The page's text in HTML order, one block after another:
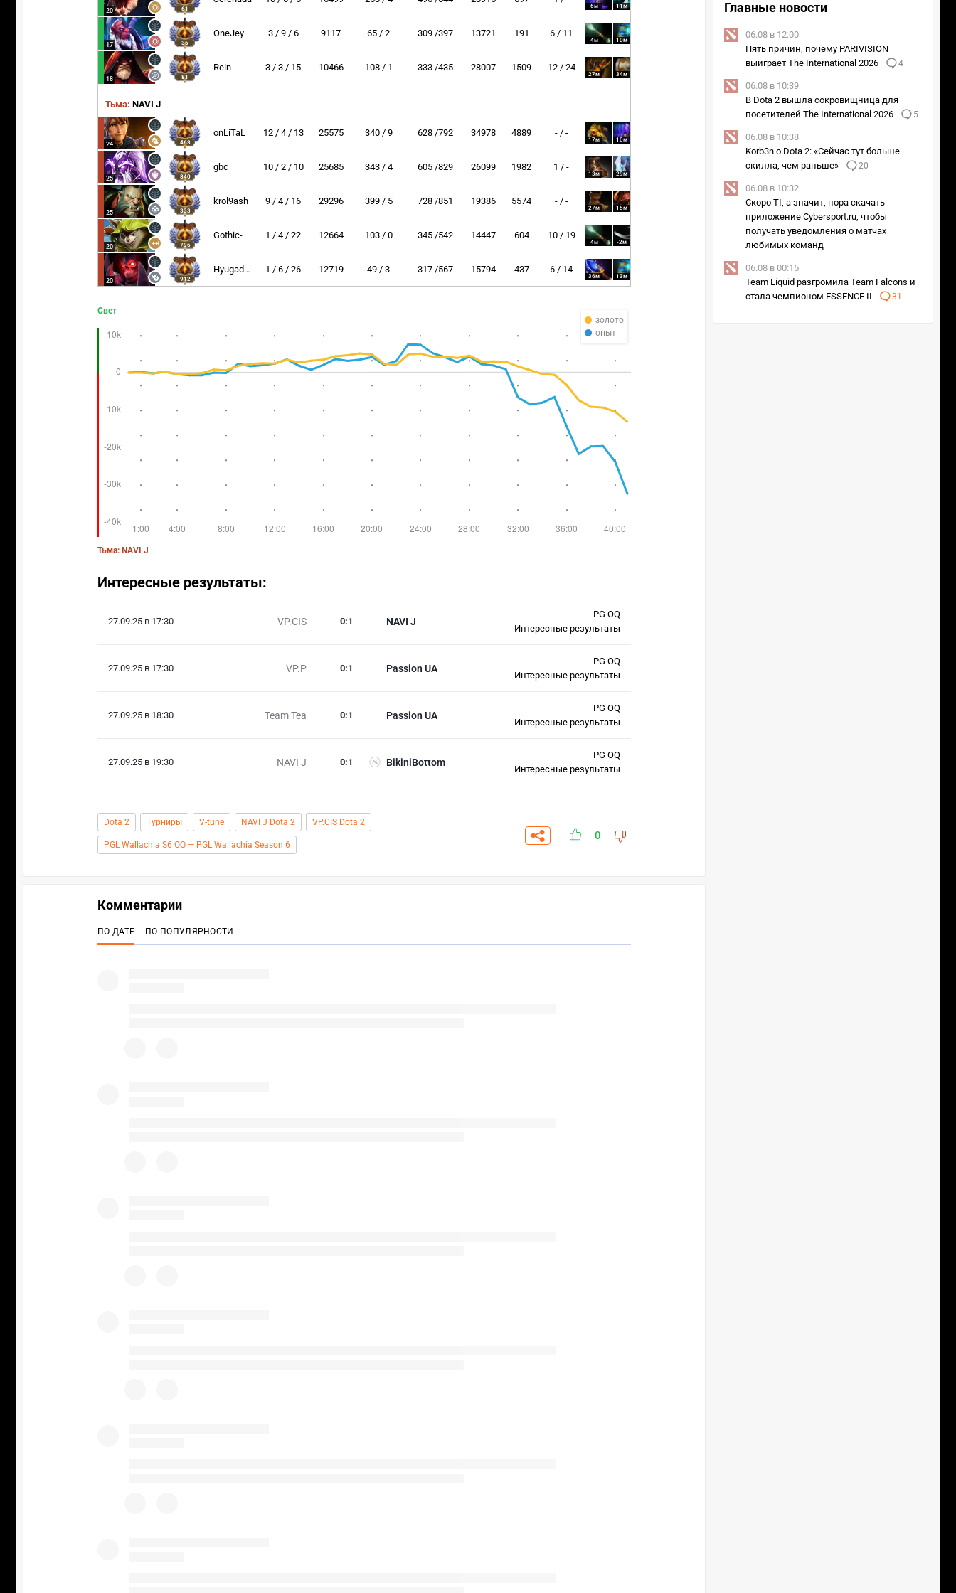
20 61 6м 11м 7м
17 36
OneJey 3 / 9 / 6 9117 65 / 2 309 /397 13721 191 6 / 11
4м 10м
18 81
Rein 3 / 3 / 15 10466 108 / 1 333 /435 28007 1509 12 / 24
27м 34м
Тьма: NAVI J
24 463
onLiTaL 12 / 4 / 13 25575 340 / 9 628 /792 34978 4889 - / -
17м 10м 30м
25 840
gbc 10 / 2 / 10 25685 343 / 4 605 /829 26099 1982 1 / -
13м 29м
+1
25 333
krol9ash 9 / 4 / 16 29296 399 / 5 728 /851 19386 5574 - / -
27м 15м
+2
20 796
Gothic- 1 / 4 / 22 12664 103 / 0 345 /542 14447 604 10 / 19
4м -2м
20 912
Hyugadoto 1 / 6 / 26 12719 49 / 3 317 /567 15794 437 6 / 14
36м 13м
+1
золото
опыт
Свет
Тьма: NAVI J
Интересные результаты:
27.09.25 в 17:30 VP.CIS NAVI J
0:1
PG OQ
Интересные результаты
27.09.25 в 17:30 VP.P Passion UA
0:1
PG OQ
Интересные результаты
27.09.25 в 18:30 Team Tea Passion UA
0:1
PG OQ
Интересные результаты
27.09.25 в 19:30 NAVI J BikiniBottom
0:1
PG OQ
Интересные результаты
Dota 2 Турниры V-tune NAVI J Dota 2 VP.CIS Dota 2
PGL Wallachia S6 OQ — PGL Wallachia Season 6
0
Главные новости
06.08 в 12:00
Пять причин, почему PARIVISION
выиграет The International 2026
4
06.08 в 10:39
В Dota 2 вышла сокровищница для
посетителей The International 2026
5
06.08 в 10:38
Korb3n о Dota 2: «Сейчас тут больше
скилла, чем раньше»
20
06.08 в 10:32
Скоро TI, а значит, пора скачать
приложение Cybersport.ru, чтобы
получать уведомления о матчах
любимых команд
06.08 в 00:15
Team Liquid разгромила Team Falcons и
стала чемпионом ESSENCE II
31
Комментарии
ПО ДАТЕ ПО ПОПУЛЯРНОСТИ